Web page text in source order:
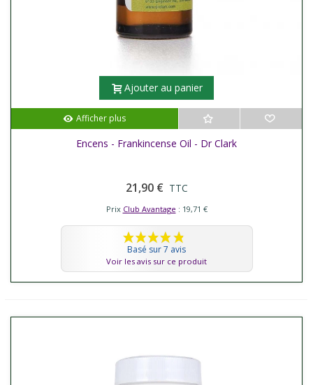
Ajouter au panier
Afficher plus
Encens - Frankincense Oil - Dr Clark
21,90 € TTC
Prix Club Avantage : 19,71 €
Basé sur 7 avis
Voir les avis sur ce produit